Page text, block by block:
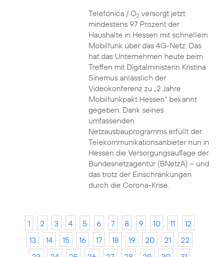
Telefónica / O2versorgt jetzt
mindestens 97 Prozent der
Haushalte in Hessen mit schnellem
Mobilfunk über das 4G-Netz. Das
hat das Unternehmen heute beim
Treffen mit Digitalministerin Kristina
Sinemus anlässlich der
Videokonferenz zu „2 Jahre
Mobilfunkpakt Hessen“ bekannt
gegeben. Dank seines
umfassenden
Netzausbauprogramms erfüllt der
Telekommunikationsanbieter nun in
Hessen die Versorgungsauflage der
Bundesnetzagentur (BNetzA) – und
das trotz der Einschränkungen
durch die Corona-Krise.
1 2 3 4 5 6 7 8 9 10 11
12
13
14 15 16 17 18 19 20 21
22